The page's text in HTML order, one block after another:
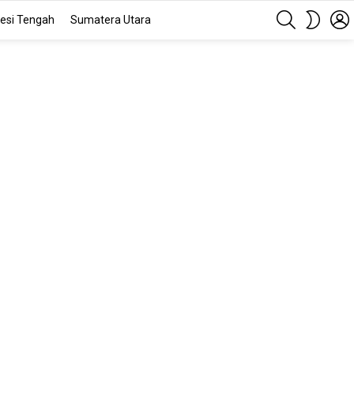
Tengah Sumatera Utara
SEARCH
SKIN